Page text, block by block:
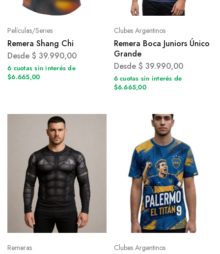
Películas/Series
Remera Shang Chi
Desde $ 39.990,00
6 cuotas sin interés de
$6.665,00
Clubes Argentinos
Remera Boca Juniors Único
Grande
Desde $ 39.990,00
6 cuotas sin interés de
$6.665,00
Remeras Clubes Argentinos